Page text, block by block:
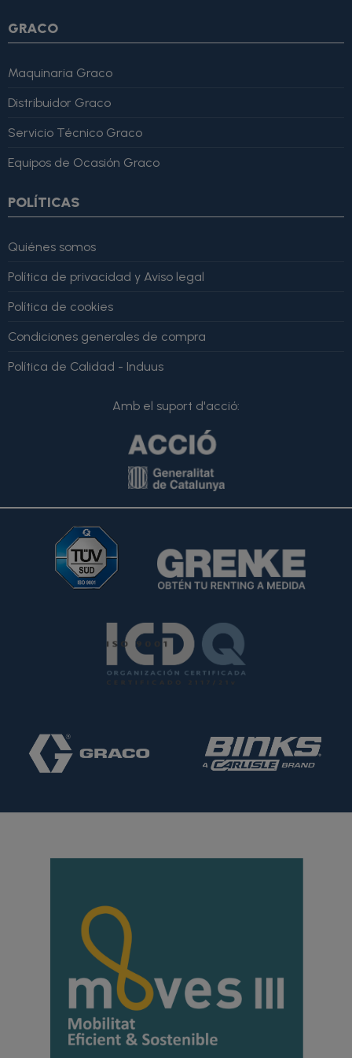
GRACO
Maquinaria Graco
Distribuidor Graco
Servicio Técnico Graco
Equipos de Ocasión Graco
POLÍTICAS
Quiénes somos
Política de privacidad y Aviso legal
Política de cookies
Condiciones generales de compra
Política de Calidad - Induus
Amb el suport d'acció: